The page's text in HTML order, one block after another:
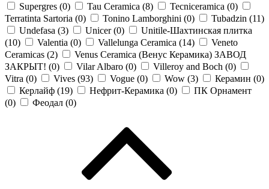
Supergres (0) Tau Ceramica (8) Tecniceramica (0)
Terratinta Sartoria (0) Tonino Lamborghini (0) Tubadzin (11)
Undefasa (3) Unicer (0)
Unitile-Шахтинская плитка
(10) Valentia (0) Vallelunga Ceramica (14)
Veneto
Ceramicas (2)
Venus Ceramica (Венус Керамика) ЗАВОД
ЗАКРЫТ! (0) Vilar Albaro (0) Villeroy and Boch (0)
Vitra (0) Vives (93) Vogue (0) Wow (3) Керамин (0)
Керлайф (19) Нефрит-Керамика (0)
ПК Орнамент
(0) Феодал (0)